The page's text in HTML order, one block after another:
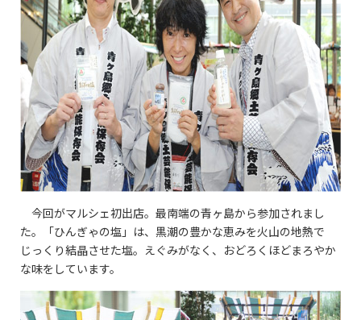
今回がマルシェ初出店。最南端の青ヶ島から参加されまし
た。「ひんぎゃの塩」は、黒潮の豊かな恵みを火山の地熱で
じっくり結晶させた塩。えぐみがなく、おどろくほどまろやか
な味をしています。